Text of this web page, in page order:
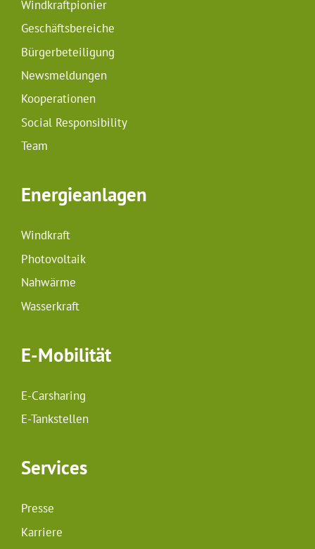
Windkraftpionier
Geschäftsbereiche
Bürgerbeteiligung
Newsmeldungen
Kooperationen
Social Responsibility
Team
Energieanlagen
Windkraft
Photovoltaik
Nahwärme
Wasserkraft
E-Mobilität
E-Carsharing
E-Tankstellen
Services
Presse
Karriere